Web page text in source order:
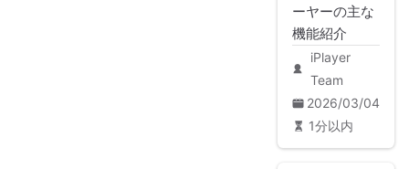
ーヤーの主な
機能紹介
iPlayer
Team
2026/03/04
1分以内